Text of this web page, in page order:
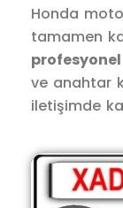
Honda
tamamen
ve anahtar
iletişimde